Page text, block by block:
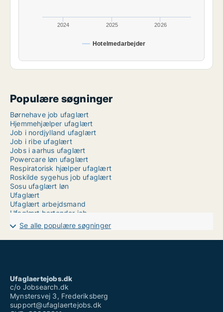
Hotelmedarbejder
2024 2025 2026
Populære søgninger
Børnehave job ufaglært
Hjemmehjælper ufaglært
Job i nordjylland ufaglært
Job i ribe ufaglært
Jobs i aarhus ufaglært
Powercare løn ufaglært
Respiratorisk hjælper ufaglært
Roskilde sygehus job ufaglært
Sosu ufaglært løn
Ufaglært
Ufaglært arbejdsmand
Ufaglært bartender job
Ufaglært job favrskov
Ufaglært job herlev
Ufaglært job lyngby
Ufaglært operatør
Ufaglært operatør løn novo nordisk
Se alle populære søgninger
Ufaglaertejobs.dk
c/o Jobsearch.dk
Mynstersvej 3, Frederiksberg
support@ufaglaertejobs.dk